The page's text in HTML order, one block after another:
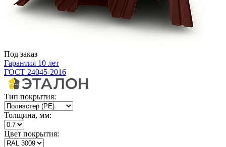
Под заказ
Гарантия 10 лет
ГОСТ 24045-2016
Тип покрытия:
Толщина, мм:
Цвет покрытия: